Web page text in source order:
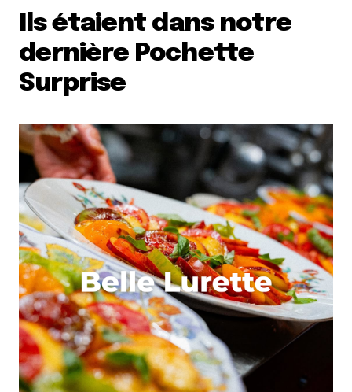
Ils étaient dans notre
dernière Pochette
Surprise